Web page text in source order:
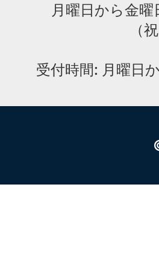
月曜日から金
（
受付時間: 月曜日